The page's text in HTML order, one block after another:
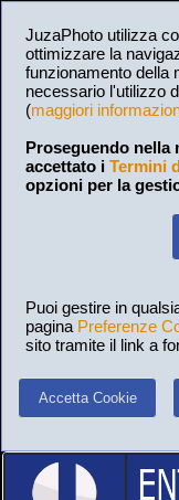
JuzaPhoto utilizza
ottimizzare la
funzionamento della
necessario l'utilizzo
(maggiori
Proseguendo nella
accettato i Termini
opzioni per la
Puoi gestire in
pagina Preferenze
sito tramite il link a
Accetta Cookie